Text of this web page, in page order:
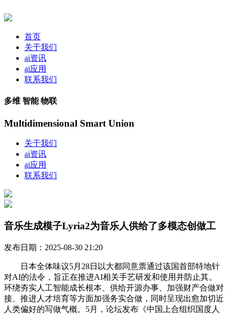
首页
关于我们
ai资讯
ai应用
联系我们
多维 智能 物联
Multidimensional Smart Union
关于我们
ai资讯
ai应用
联系我们
音乐生成模子Lyria2为音乐人供给了多模态创做工
发布日期：2025-08-30 21:20
日本全体味议5月28日以大都同意票通过该国首部特地针
对AI的法令，旨正在推进AI相关手艺研发和使用并防止其。
环绕夯实人工智能成长根本、供给开源办事、加强财产合做对
接、推进人才培育等方面加强务实合做，同时呈现出愈加切近
人类偏好的写做气概。5月，论坛发布《中国上合组织国度人